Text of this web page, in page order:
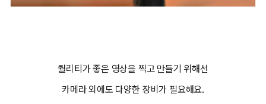
퀄리티가 좋은 영상을 찍고 만들기 위해선
카메라 외에도 다양한 장비가 필요해요.